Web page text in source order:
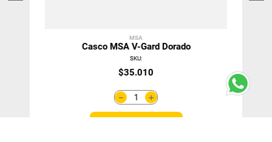
MSA
Casco MSA V-Gard Dorado
SKU:
$35.010
＋
－